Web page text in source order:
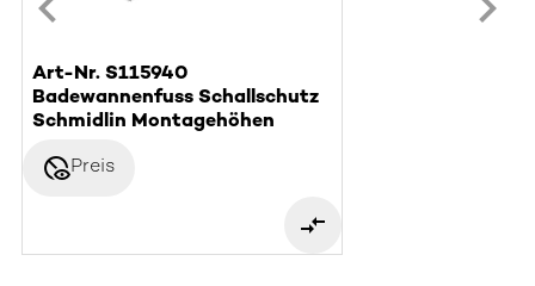
Art-Nr. S115940
Badewannenfuss Schallschutz
Schmidlin Montagehöhen
disabled_visiblePreis